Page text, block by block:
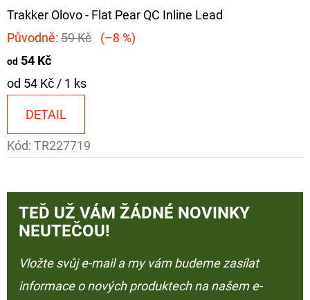
Trakker Olovo - Flat Pear QC Inline Lead
Původně: 59 Kč (–8 %)
od 54 Kč
Měrná
od 54 Kč / 1 ks
DETAIL
Kód: TR227719
TEĎ UŽ VÁM ŽÁDNÉ NOVINKY
NEUTEČOU!
Vložte svůj e-mail a my vám budeme zasílat
informace o nových produktech na našem e-